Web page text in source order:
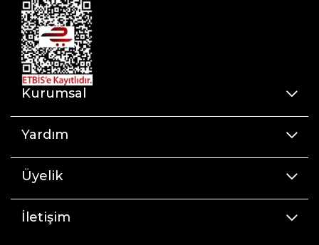
Kurumsal
Yardım
Üyelik
İletişim